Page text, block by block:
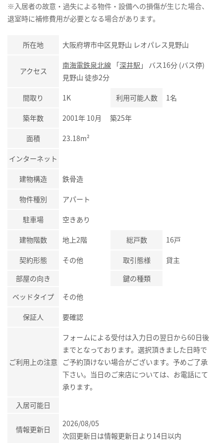
※入居者の故意・過失による物件・設備への損傷が生じた場合、
退室時に補修費用が必要となる場合があります。
所在地 大阪府堺市中区見野山 レオパレス見野山
アクセス
南海電鉄泉北線 「深井駅 」 バス16分 (バス停)
見野山 徒歩2分
間取り 1K 利用可能人数 1名
築年数 2001年 10月 築25年
面積 23.18m²
インターネット
建物構造 鉄骨造
物件種別 アパート
駐車場 空きあり
建物階数 地上2階 総戸数 16戸
契約形態 その他 取引態様
貸主
部屋の向き
鍵の種類
ベッドタイプ
その他
保証人 要確認
ご利用上の注意
フォームによる受付は入力日の翌日から60日後
までとなっております。選択頂きました日時で
ご予約頂けない場合がございます。予めご了承
下さい。当日のご来店については、お電話にて
承ります。
入居可能日
情報更新日
2026/08/05
次回更新日は情報更新日より14日以内